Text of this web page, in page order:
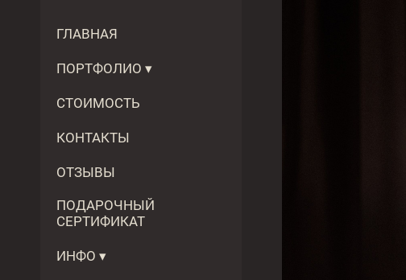
ГЛАВНАЯ
ПОРТФОЛИО
СТОИМОСТЬ
КОНТАКТЫ
ОТЗЫВЫ
ПОДАРОЧНЫЙ
СЕРТИФИКАТ
ИНФО